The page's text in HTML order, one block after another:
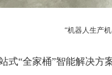
“机器人生产
“全家桶”智能解决方